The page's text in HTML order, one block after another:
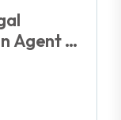
Agent -